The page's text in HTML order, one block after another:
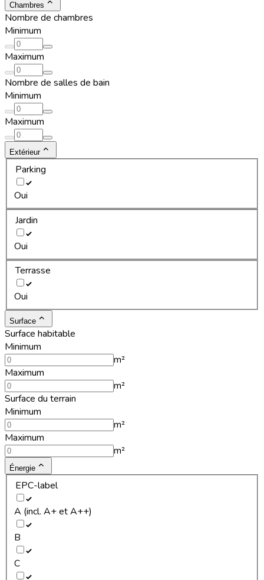
Chambres
Nombre de chambres
Minimum
Maximum
Nombre de salles de bain
Minimum
Maximum
Extérieur
Parking
Oui
Jardin
Oui
Terrasse
Oui
Surface
Surface habitable
Minimum
m²
Maximum
m²
Surface du terrain
Minimum
m²
Maximum
m²
Énergie
EPC-label
A (incl. A+ et A++)
B
C